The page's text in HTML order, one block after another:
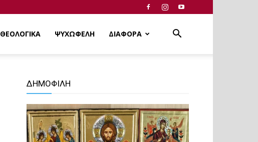
ΘΕΟΛΟΓΙΚΑ ΨΥΧΩΦΕΛΗ ΔΙΑΦΟΡΑ
ΔΗΜΟΦΙΛΗ